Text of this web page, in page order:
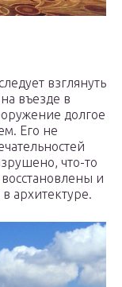
взглянуть
въезде в
долгое
Его не
что-то
и
архитектуре.